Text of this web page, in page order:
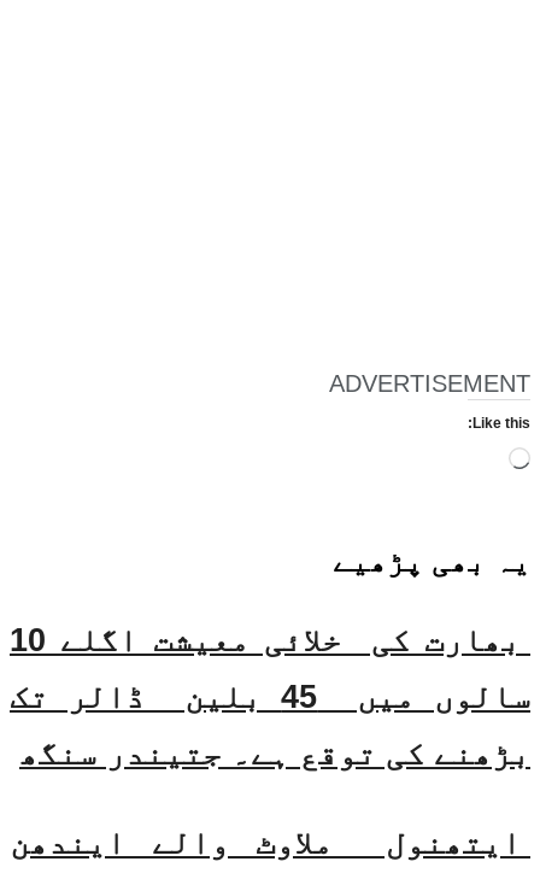
ADVERTISEMENT
Like this:
Loading…
یہ بھی پڑھیے
بھارت کی خلائی معیشت اگلے 10
سالوں میں 45 بلین ڈالر تک
بڑھنے کی توقع ہے۔ جتیندر سنگھ
ایتھنول ملاوٹ والے ایندھن